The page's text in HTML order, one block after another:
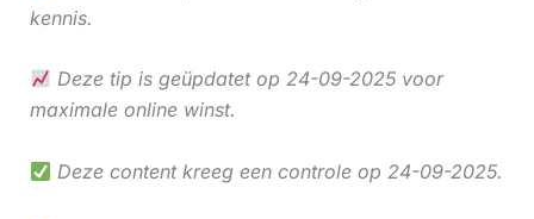
kennis.
Deze tip is geüpdatet op 24-09-2025 voor
maximale online winst.
Deze content kreeg een controle op 24-09-2025.